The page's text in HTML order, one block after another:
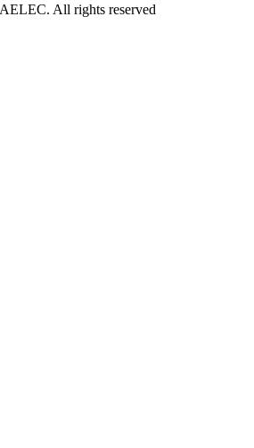
All rights reserved